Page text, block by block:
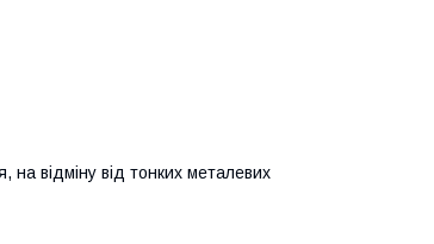
на відміну від тонких металевих